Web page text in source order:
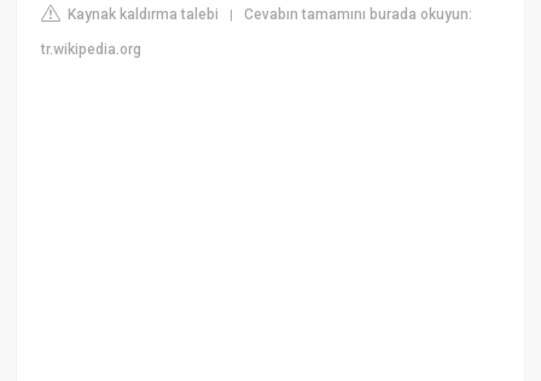
Kaynak kaldırma talebi |Cevabın tamamını burada okuyun:
tr.wikipedia.org